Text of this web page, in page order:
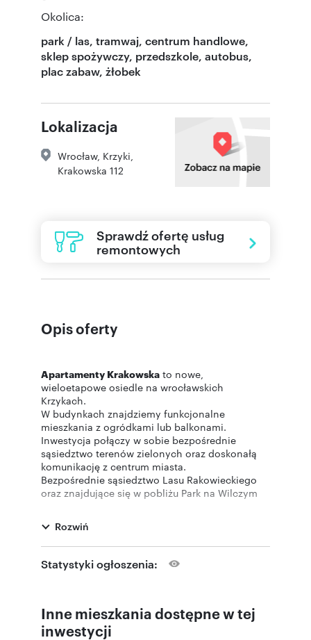
Okolica:
park / las, tramwaj, centrum handlowe,
sklep spożywczy, przedszkole, autobus,
plac zabaw, żłobek
Lokalizacja
Wrocław, Krzyki
Krakowska 112
Sprawdź ofertę usług
remontowych
Opis oferty
Apartamenty Krakowska to nowe,
wieloetapowe osiedle na wrocławskich
Krzykach.
W budynkach znajdziemy funkcjonalne
mieszkania z ogródkami lub balkonami.
Inwestycja połączy w sobie bezpośrednie
sąsiedztwo terenów zielonych oraz doskonałą
komunikację z centrum miasta.
Bezpośrednie sąsiedztwo Lasu Rakowieckiego
oraz znajdujące się w pobliżu Park na Wilczym
Siedlecką jak i Aleją Wielkiej Wyspy szybko
dotrzemy do Wrocławskiego ZOO i pod Halę
Stulecia co sprzyja rowerowym wyprawom i
spacerom.
miasta.
Świetnie rozwinięta infrastruktura okolicy
Rozwiń
Statystyki ogłoszenia:
Inne mieszkania dostępne w tej
inwestycji